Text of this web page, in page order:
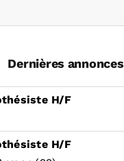
Dernières annonces
H/F
H/F